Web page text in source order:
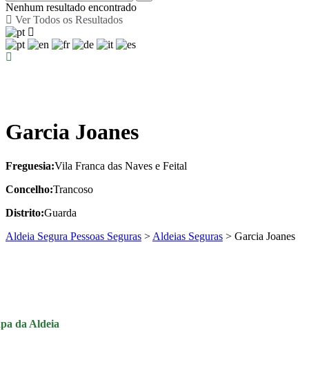
Nenhum resultado encontrado
Ver Todos os Resultados
Garcia Joanes
Freguesia:Vila Franca das Naves e Feital
Concelho:Trancoso
Distrito:Guarda
Aldeia Segura Pessoas Seguras > Aldeias Seguras > Garcia Joanes
da Aldeia